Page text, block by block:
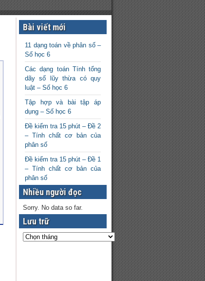
Bài viết mới
11 dạng toán về phân số –
Số học 6
Các dạng toán Tính tổng
dãy số lũy thừa có quy
luật – Số học 6
Tập hợp và bài tập áp
dụng – Số học 6
Đề kiểm tra 15 phút – Đề 2
– Tính chất cơ bản của
phân số
Đề kiểm tra 15 phút – Đề 1
– Tính chất cơ bản của
phân số
Nhiều người đọc
Sorry. No data so far.
Lưu trữ